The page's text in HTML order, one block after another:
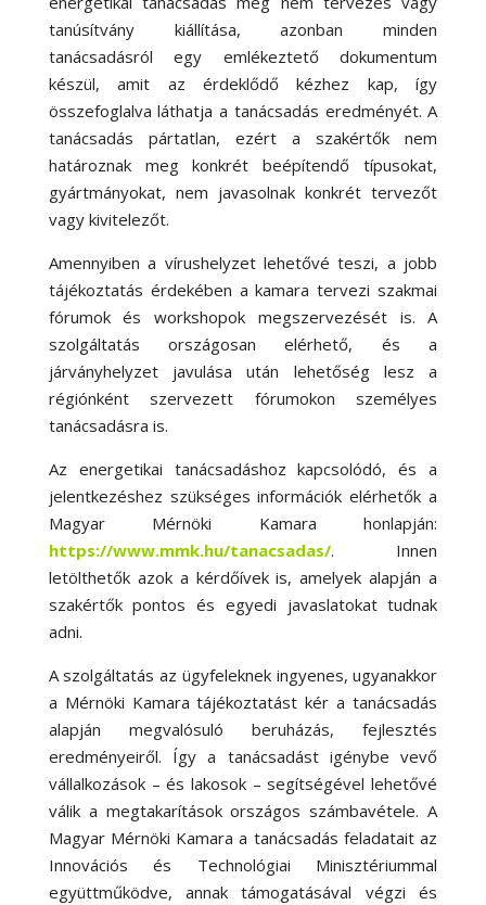
tanúsítvány kiállítása, azonban minden
tanácsadásról egy emlékeztető dokumentum
készül, amit az érdeklődő kézhez kap, így
összefoglalva láthatja a tanácsadás eredményét. A
tanácsadás pártatlan, ezért a szakértők nem
határoznak meg konkrét beépítendő típusokat,
gyártmányokat, nem javasolnak konkrét tervezőt
vagy kivitelezőt.
Amennyiben a vírushelyzet lehetővé teszi, a jobb
tájékoztatás érdekében a kamara tervezi szakmai
fórumok és workshopok megszervezését is. A
szolgáltatás országosan elérhető, és a
járványhelyzet javulása után lehetőség lesz a
régiónként szervezett fórumokon személyes
tanácsadásra is.
Az energetikai tanácsadáshoz kapcsolódó, és a
jelentkezéshez szükséges információk elérhetők a
Magyar Mérnöki Kamara honlapján:
https://www.mmk.hu/tanacsadas/. Innen
letölthetők azok a kérdőívek is, amelyek alapján a
szakértők pontos és egyedi javaslatokat tudnak
adni.
A szolgáltatás az ügyfeleknek ingyenes, ugyanakkor
a Mérnöki Kamara tájékoztatást kér a tanácsadás
alapján megvalósuló beruházás, fejlesztés
eredményeiről. Így a tanácsadást igénybe vevő
vállalkozások – és lakosok – segítségével lehetővé
válik a megtakarítások országos számbavétele. A
Magyar Mérnöki Kamara a tanácsadás feladatait az
Innovációs és Technológiai Minisztériummal
együttműködve, annak támogatásával végzi és